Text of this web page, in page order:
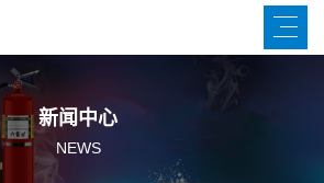
新闻中心
NEWS